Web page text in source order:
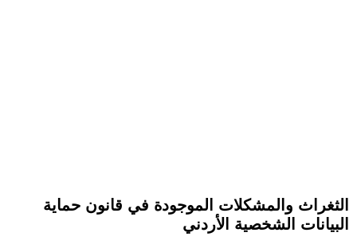
الثغراث والمشكلات الموجودة في قانون حماية
البيانات الشخصية الأردني